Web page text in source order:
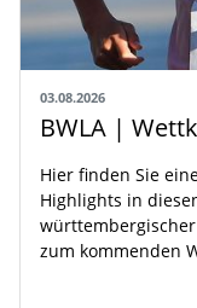
03.08.2026
BWLA |
Hier finden Sie
Highlights in
zum kommenden